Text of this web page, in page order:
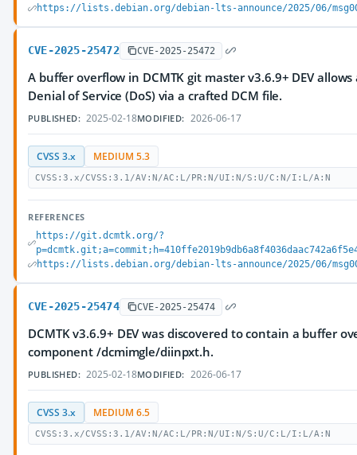
https://lists.debian.org/debian-lts-announce/2025/06/
CVE-2025-25472 CVE-2025-25472
A buffer overflow in DCMTK git master v3.6.9+ DEV
Denial of Service (DoS) via a crafted DCM file.
PUBLISHED: 2025-02-18MODIFIED: 2026-06-17
CVSS 3.x MEDIUM 5.3
CVSS:3.x/CVSS:3.1/AV:N/AC:L/PR:N/UI:N/S:U/C:N/I:L/A:N
REFERENCES
https://git.dcmtk.org/?
https://lists.debian.org/debian-lts-announce/2025/06/
CVE-2025-25474 CVE-2025-25474
DCMTK v3.6.9+ DEV was discovered to contain a buffer
component /dcmimgle/diinpxt.h.
PUBLISHED: 2025-02-18MODIFIED: 2026-06-17
CVSS 3.x MEDIUM 6.5
CVSS:3.x/CVSS:3.1/AV:N/AC:L/PR:N/UI:N/S:U/C:L/I:L/A:N